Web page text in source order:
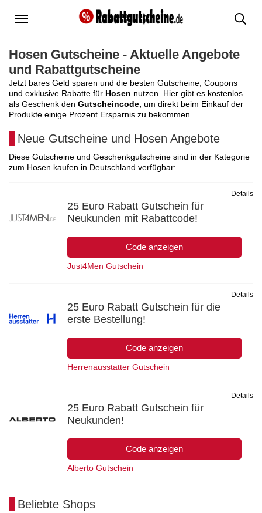
Menü
Hosen Gutscheine - Aktuelle Angebote
und Rabattgutscheine
Jetzt bares Geld sparen und die besten Gutscheine, Coupons
und exklusive Rabatte für Hosen nutzen. Hier gibt es kostenlos
als Geschenk den Gutscheincode, um direkt beim Einkauf der
Produkte einige Prozent Ersparnis zu bekommen.
Neue Gutscheine und Hosen Angebote
Diese Gutscheine und Geschenkgutscheine sind in der Kategorie
zum Hosen kaufen in Deutschland verfügbar:
25 Euro Rabatt Gutschein für
Neukunden mit Rabattcode!
Code anzeigen
- Details
Just4Men Gutschein
25 Euro Rabatt Gutschein für die
erste Bestellung!
Code anzeigen
- Details
Herrenausstatter Gutschein
25 Euro Rabatt Gutschein für
Neukunden!
Code anzeigen
- Details
Alberto Gutschein
Beliebte Shops